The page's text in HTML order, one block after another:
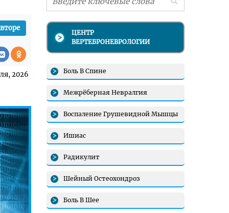
2026
ЦЕНТР
ВЕРТЕБРОНЕВРОЛОГИИ
Боль В Спине
Межрёберная Невралгия
Воспаление Грушевидной Мышцы
Ишиас
Радикулит
Шейный Остеохондроз
Боль В Шее